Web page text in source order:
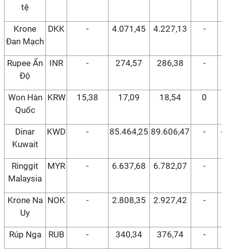
tệ
Krone
Đan Mạch
DKK - 4.071,45 4.227,13 -
Rupee Ấn
Độ
INR - 274,57 286,38 -
Won Hàn
Quốc
KRW 15,38 17,09 18,54 0
Dinar
Kuwait
KWD - 85.464,25 89.606,47 - -
Ringgit
Malaysia
MYR - 6.637,68 6.782,07 -
Krone Na
Uy
NOK - 2.808,35 2.927,42 -
Rúp Nga RUB - 340,34 376,74 -